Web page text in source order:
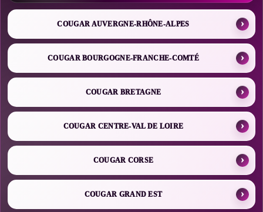
COUGAR AUVERGNE-RHÔNE-ALPES
COUGAR BOURGOGNE-FRANCHE-COMTÉ
COUGAR BRETAGNE
COUGAR CENTRE-VAL DE LOIRE
COUGAR CORSE
COUGAR GRAND EST